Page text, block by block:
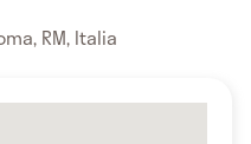
RM, Italia